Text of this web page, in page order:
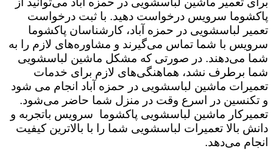
پاکشوما سرویس درخواست دهید. با ثبت درخواست
تعمیر لباسشویی در حمزه آباد، کارشناسان پاکشوما
سرویس با شما تماس می‌گیرند و مشاوره‌های لازم را به
شما می‌دهند. در صورتی که مشکل ماشین لباسشویی
شما برطرف نشد، هماهنگی‌های لازم برای خدمات
تعمیرات ماشین لباسشویی در حمزه آباد انجام می شود
و تکنسین در اسرع وقت در منزل شما حاضر می‌شود.
تعمیرکار ماشین لباسشویی پاکشوما سرویس باتجربه و
دانش بالا تعمیرات لباسشویی شما را با بالاترین کیفیت
انجام می‌دهد.